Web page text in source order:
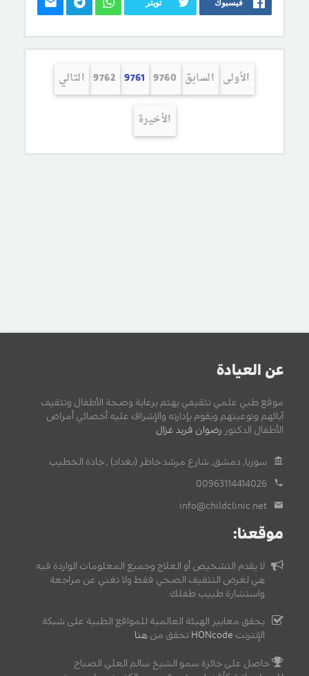
الأولى السابق 9760
9761
9762 التالي
الأخيرة
عن العيادة
موقع طبي علمي تثقيفي يهتم برعاية وصحة الأطفال وتثقيف
آبائهم وتوعيتهم ويقوم بإدارته والإشراف عليه أخصائي أمراض
الأطفال الدكتور رضوان فريد غزال
سوريا, دمشق, شارع مرشد خاطر (بغداد) , جادة الخطيب.
00963114414026
info@childclinic.net
موقعنا:
لا يقدم التشخيص أو العلاج وجميع المعلومات الواردة فيه
هي لغرض التثقيف الصحي فقط ولا تغني عن مراجعة
واستشارة طبيب طفلك.
يحقق معايير الهيئة العالمية للمواقع الطبية على شبكة
الإنترنت HONcode تحقق من هنا
حاصل على جائزة سمو الشيخ سالم العلي الصباح